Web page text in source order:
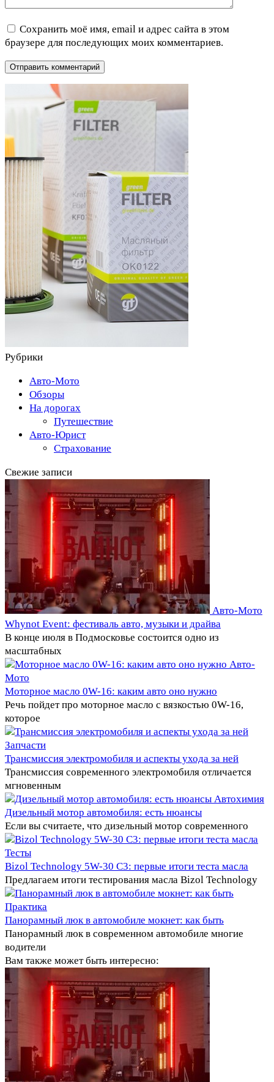
Сохранить моё имя, email и адрес сайта в этом
браузере для последующих моих комментариев.
Рубрики
Авто-Мото
Обзоры
На дорогах
Путешествие
Авто-Юрист
Страхование
Свежие записи
Авто-Мото
Whynot Event: фестиваль авто, музыки и драйва
В конце июля в Подмосковье состоится одно из
масштабных
Авто-
Мото
Моторное масло 0W-16: каким авто оно нужно
Речь пойдет про моторное масло с вязкостью 0W-16,
которое
Запчасти
Трансмиссия электромобиля и аспекты ухода за ней
Трансмиссия современного электромобиля отличается
мгновенным
Автохимия
Дизельный мотор автомобиля: есть нюансы
Если вы считаете, что дизельный мотор современного
Тесты
Bizol Technology 5W-30 C3: первые итоги теста масла
Предлагаем итоги тестирования масла Bizol Technology
Практика
Панорамный люк в автомобиле мокнет: как быть
Панорамный люк в современном автомобиле многие
водители
Вам также может быть интересно: